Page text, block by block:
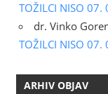
TOŽILCI NISO 07.
dr. Vinko
TOŽILCI NISO 07.
ARHIV OBJAV